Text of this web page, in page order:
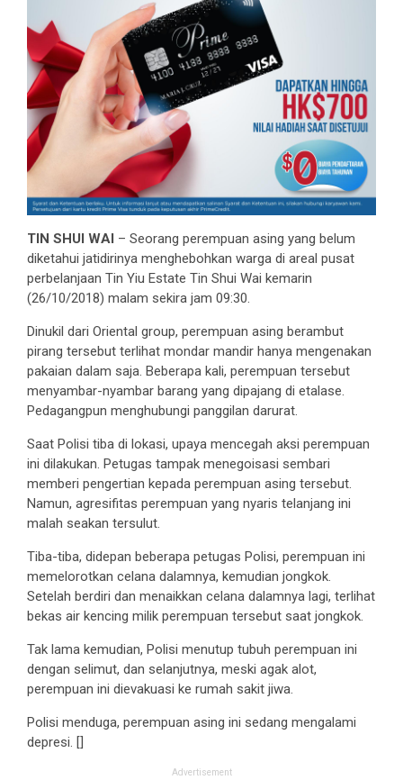
TIN SHUI WAI – Seorang perempuan asing yang belum
diketahui jatidirinya menghebohkan warga di areal pusat
perbelanjaan Tin Yiu Estate Tin Shui Wai kemarin
(26/10/2018) malam sekira jam 09:30.
Dinukil dari Oriental group, perempuan asing berambut
pirang tersebut terlihat mondar mandir hanya mengenakan
pakaian dalam saja. Beberapa kali, perempuan tersebut
menyambar-nyambar barang yang dipajang di etalase.
Pedagangpun menghubungi panggilan darurat.
Saat Polisi tiba di lokasi, upaya mencegah aksi perempuan
ini dilakukan. Petugas tampak menegoisasi sembari
memberi pengertian kepada perempuan asing tersebut.
Namun, agresifitas perempuan yang nyaris telanjang ini
malah seakan tersulut.
Tiba-tiba, didepan beberapa petugas Polisi, perempuan ini
memelorotkan celana dalamnya, kemudian jongkok.
Setelah berdiri dan menaikkan celana dalamnya lagi, terlihat
bekas air kencing milik perempuan tersebut saat jongkok.
Tak lama kemudian, Polisi menutup tubuh perempuan ini
dengan selimut, dan selanjutnya, meski agak alot,
perempuan ini dievakuasi ke rumah sakit jiwa.
Polisi menduga, perempuan asing ini sedang mengalami
depresi. []
Advertisement